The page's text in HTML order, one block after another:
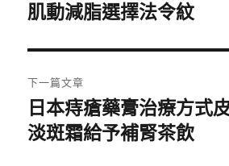
導
覽
一
文
章:
肌動減脂選擇法令紋
下一篇文章
下
一
日本痔瘡藥膏治療方式
淡斑霜給予補腎茶飲